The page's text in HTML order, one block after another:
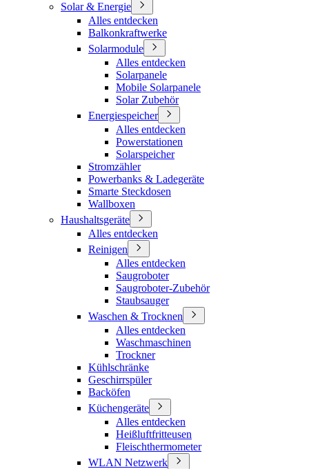
Solar & Energie
Alles entdecken
Balkonkraftwerke
Solarmodule
Alles entdecken
Solarpanele
Mobile Solarpanele
Solar Zubehör
Energiespeicher
Alles entdecken
Powerstationen
Solarspeicher
Stromzähler
Powerbanks & Ladegeräte
Smarte Steckdosen
Wallboxen
Haushaltsgeräte
Alles entdecken
Reinigen
Alles entdecken
Saugroboter
Saugroboter-Zubehör
Staubsauger
Waschen & Trocknen
Alles entdecken
Waschmaschinen
Trockner
Kühlschränke
Geschirrspüler
Backöfen
Küchengeräte
Alles entdecken
Heißluftfritteusen
Fleischthermometer
WLAN Netzwerk